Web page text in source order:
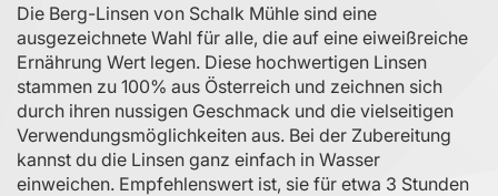
Die Berg-Linsen von Schalk Mühle sind eine
ausgezeichnete Wahl für alle, die auf eine eiweißreiche
Ernährung Wert legen. Diese hochwertigen Linsen
stammen zu 100% aus Österreich und zeichnen sich
durch ihren nussigen Geschmack und die vielseitigen
Verwendungsmöglichkeiten aus. Bei der Zubereitung
kannst du die Linsen ganz einfach in Wasser
einweichen. Empfehlenswert ist, sie für etwa 3 Stunden